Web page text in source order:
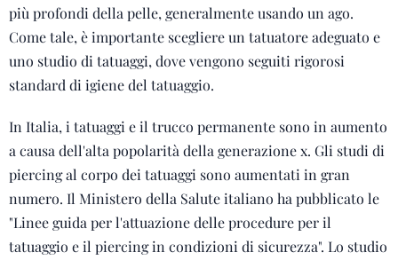
più profondi della pelle, generalmente usando un ago.
Come tale, è importante scegliere un tatuatore adeguato e
uno studio di tatuaggi, dove vengono seguiti rigorosi
standard di igiene del tatuaggio.
In Italia, i tatuaggi e il trucco permanente sono in aumento
a causa dell'alta popolarità della generazione x. Gli studi di
piercing al corpo dei tatuaggi sono aumentati in gran
numero. Il Ministero della Salute italiano ha pubblicato le
"Linee guida per l'attuazione delle procedure per il
tatuaggio e il piercing in condizioni di sicurezza". Lo studio